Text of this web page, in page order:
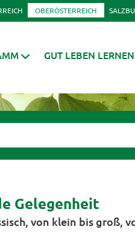
OBERÖSTERREICH
GUT LEBEN LERNEN
Gelegenheit
von klein bis groß,